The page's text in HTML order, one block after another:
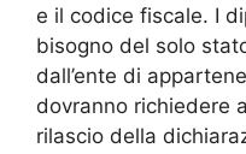
e il codice fiscale. I
bisogno del solo
dall’ente di
dovranno richiedere
rilascio della